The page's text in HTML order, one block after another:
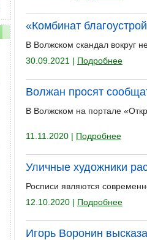
«Комбинат
В Волжском скандал вокруг
30.09.2021 | Подробнее
Волжан просят
В Волжском на портале
11.11.2020 | Подробнее
Уличные художники
Росписи являются
12.10.2020 | Подробнее
Игорь Воронин